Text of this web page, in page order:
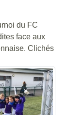
du FC
face aux
Clichés